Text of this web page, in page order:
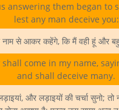
answering them began to
lest any man deceive you:
से आकर कहेंगे, कि मैं वही हूं और
shall come in my name,
and shall deceive many.
और लड़ाइयों की चर्चा सुनो; तो